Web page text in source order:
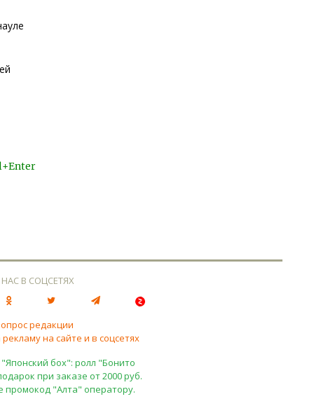
В СОЦСЕТЯХ
редакции
на сайте и в соцсетях
бох": ролл "Бонито
при заказе от 2000 руб.
промокод "Алта" оператору.